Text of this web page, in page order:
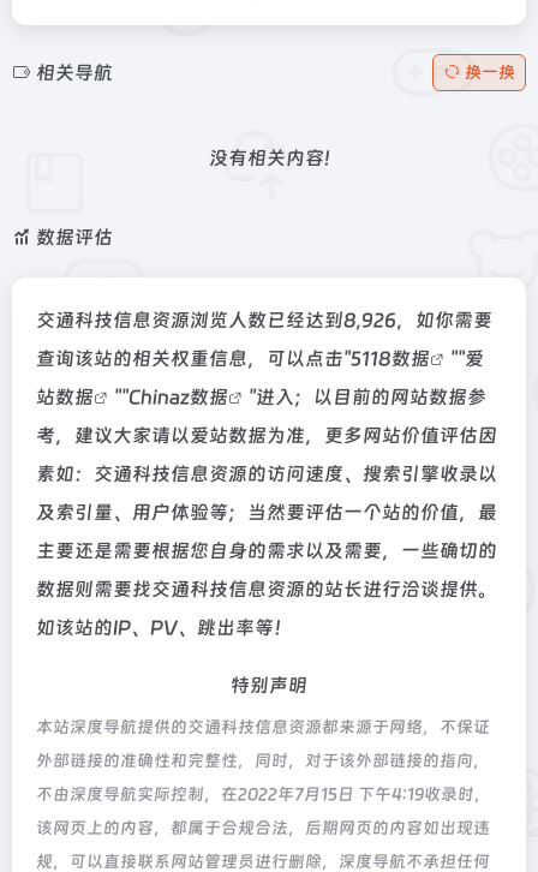
相关导航 换一换
没有相关内容!
数据评估
交通科技信息资源浏览人数已经达到8,926，如你需要
查询该站的相关权重信息，可以点击"5118数据 ""爱
站数据
""Chinaz数据
"进入；以目前的网站数据参
考，建议大家请以爱站数据为准，更多网站价值评估因
素如：交通科技信息资源的访问速度、搜索引擎收录以
及索引量、用户体验等；当然要评估一个站的价值，最
主要还是需要根据您自身的需求以及需要，一些确切的
数据则需要找交通科技信息资源的站长进行洽谈提供。
如该站的IP、PV、跳出率等！
特别声明
本站深度导航提供的交通科技信息资源都来源于网络，不保证
外部链接的准确性和完整性，同时，对于该外部链接的指向，
不由深度导航实际控制，在2022年7月15日 下午4:19收录时，
该网页上的内容，都属于合规合法，后期网页的内容如出现违
规，可以直接联系网站管理员进行删除，深度导航不承担任何